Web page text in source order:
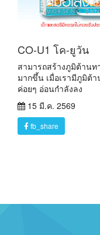
CO-U1 โค-ยูวัน
สามารถสร้างภูมิต้านท
มากขึ้น เมื่อเรามีภูมิต้
ค่อยๆ อ่อนกำลังลง
15 มี.ค. 2569
fb_share